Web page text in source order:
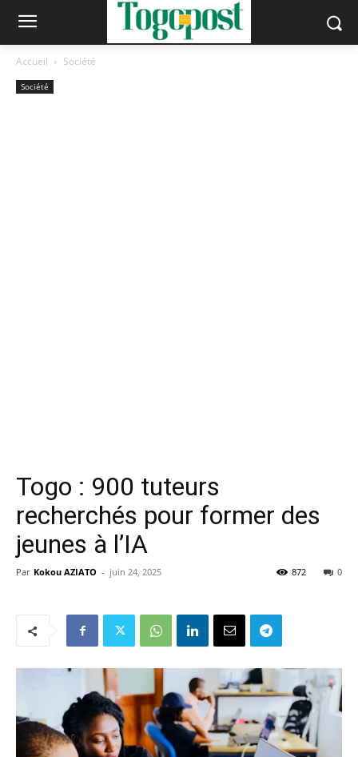
Accueil Société
Société
Togo : 900 tuteurs
recherchés pour former des
jeunes à l’IA
Par Kokou AZIATO - juin 24, 2025 0
872